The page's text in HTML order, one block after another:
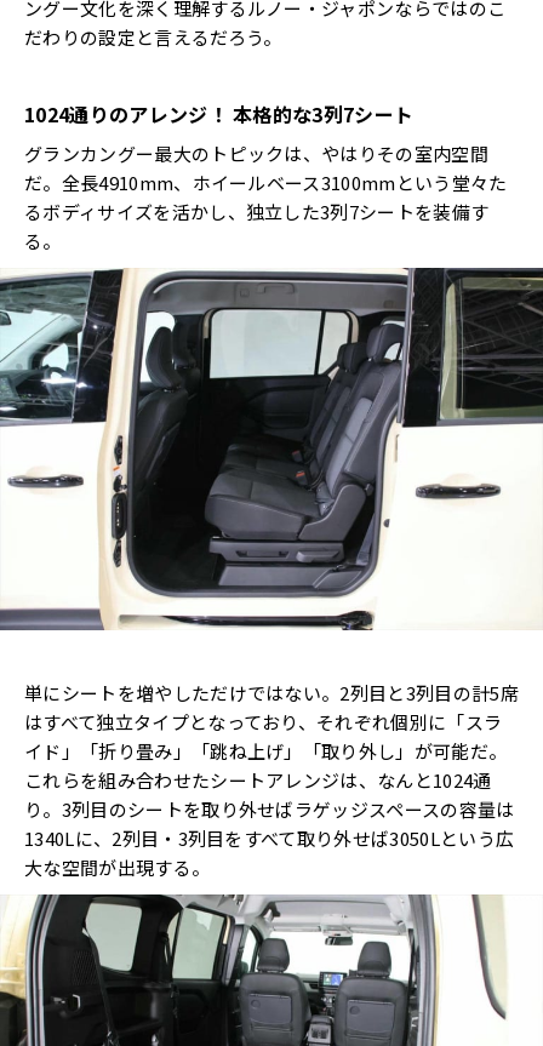
ングー文化を深く理解するルノー・ジャポンならではのこ
だわりの設定と言えるだろう。
1024通りのアレンジ！ 本格的な3列7シート
グランカングー最大のトピックは、やはりその室内空間
だ。全長4910mm、ホイールベース3100mmという堂々た
るボディサイズを活かし、独立した3列7シートを装備す
る。
単にシートを増やしただけではない。2列目と3列目の計5席
はすべて独立タイプとなっており、それぞれ個別に「スラ
イド」「折り畳み」「跳ね上げ」「取り外し」が可能だ。
これらを組み合わせたシートアレンジは、なんと1024通
り。3列目のシートを取り外せばラゲッジスペースの容量は
1340Lに、2列目・3列目をすべて取り外せば3050Lという広
大な空間が出現する。